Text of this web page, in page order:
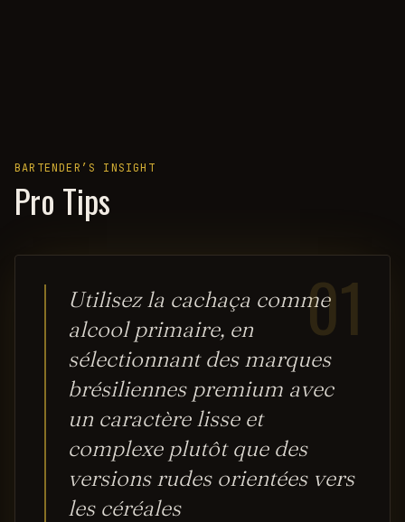
BARTENDER’S INSIGHT
Pro Tips
01
Utilisez la cachaça comme
alcool primaire, en
sélectionnant des marques
brésiliennes premium avec
un caractère lisse et
complexe plutôt que des
versions rudes orientées vers
les céréales